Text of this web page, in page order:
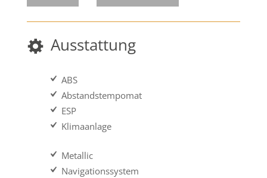
Ausstattung
ABS
Abstandstempomat
ESP
Klimaanlage
Metallic
Navigationssystem